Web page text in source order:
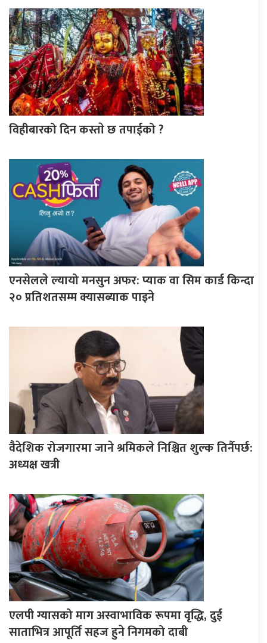
विहीबारको दिन कस्ताे छ तपाईको ?
एनसेलले ल्यायो मनसुन अफर: प्याक वा सिम कार्ड किन्दा
२० प्रतिशतसम्म क्यासब्याक पाइने
वैदेशिक रोजगारमा जाने श्रमिकले निश्चित शुल्क तिर्नैपर्छ:
अध्यक्ष खत्री
एलपी ग्यासको माग अस्वाभाविक रूपमा वृद्धि, दुई
साताभित्र आपूर्ति सहज हुने निगमको दाबी